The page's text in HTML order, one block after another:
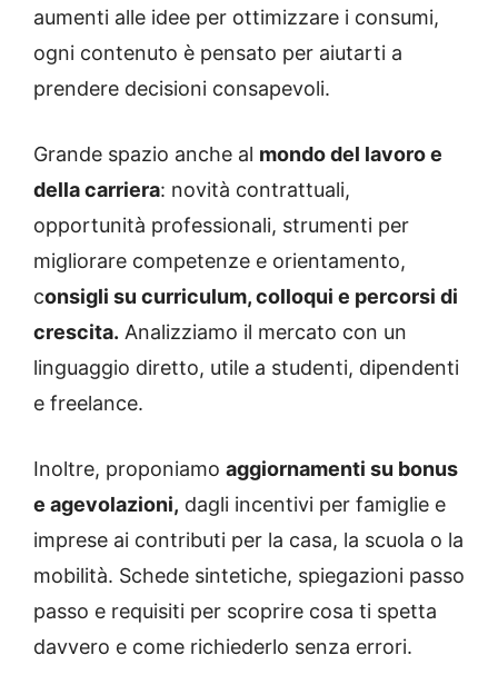
aumenti alle idee per ottimizzare i consumi,
ogni contenuto è pensato per aiutarti a
prendere decisioni consapevoli.
Grande spazio anche al mondo del lavoro e
della carriera: novità contrattuali,
opportunità professionali, strumenti per
migliorare competenze e orientamento,
consigli su curriculum, colloqui e percorsi di
crescita. Analizziamo il mercato con un
linguaggio diretto, utile a studenti, dipendenti
e freelance.
Inoltre, proponiamo aggiornamenti su bonus
e agevolazioni, dagli incentivi per famiglie e
imprese ai contributi per la casa, la scuola o la
mobilità. Schede sintetiche, spiegazioni passo
passo e requisiti per scoprire cosa ti spetta
davvero e come richiederlo senza errori.